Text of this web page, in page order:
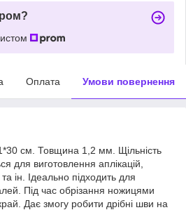
Оплата Умови повернення
см. Товщина 1,2 мм. Щільність
для виготовлення аплікацій,
та ін. Ідеально підходить для
Під час обрізання ножицями
Дає змогу робити дрібні шви на